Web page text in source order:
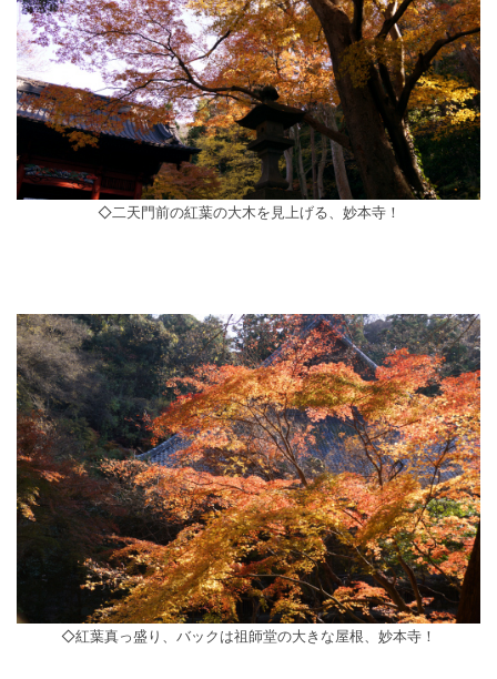
◇二天門前の紅葉の大木を見上げる、妙本寺！
◇紅葉真っ盛り、バックは祖師堂の大きな屋根、妙本寺！